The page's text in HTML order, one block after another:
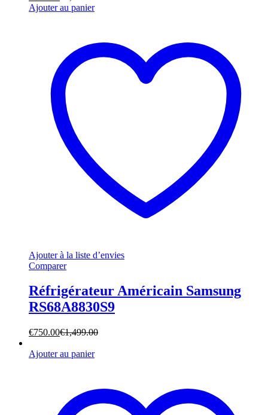
Ajouter au panier
Ajouter à la liste d’envies
Comparer
Réfrigérateur Américain Samsung
RS68A8830S9
€750.00€1,499.00
Ajouter au panier